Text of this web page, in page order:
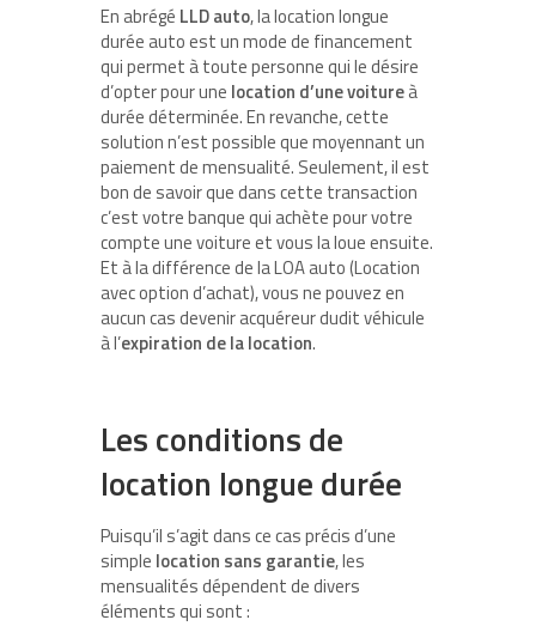
En abrégé LLD auto, la location longue
durée auto est un mode de financement
qui permet à toute personne qui le désire
d’opter pour une location d’une voitureà
durée déterminée. En revanche, cette
solution n’est possible que moyennant un
paiement de mensualité. Seulement, il est
bon de savoir que dans cette transaction
c’est votre banque qui achète pour votre
compte une voiture et vous la loue ensuite.
Et à la différence de la LOA auto (Location
avec option d’achat), vous ne pouvez en
aucun cas devenir acquéreur dudit véhicule
à l’expiration de la location.
Les conditions de
location longue durée
Puisqu’il s’agit dans ce cas précis d’une
simple location sans garantie, les
mensualités dépendent de divers
éléments qui sont :